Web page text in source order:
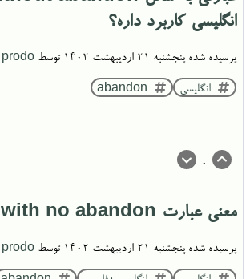
انگلیسی کار‌برد داره؟
پرسیده شده پنجشنبه ۲۱ اردیبهشت ۱۴۰۲ توسط prodo
انگلیسی abandon
0
معنی عبارت with no abandon چی هست؟
پرسیده شده پنجشنبه ۲۱ اردیبهشت ۱۴۰۲ توسط prodo